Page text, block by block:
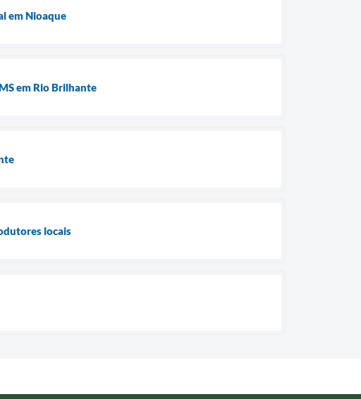
em Nioaque
em Rio Brilhante
locais